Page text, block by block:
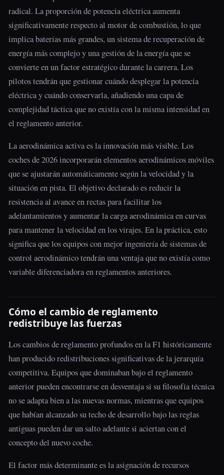
radical. La proporción de potencia eléctrica aumenta
significativamente respecto al motor de combustión, lo que
implica baterías más grandes, un sistema de recuperación de
energía más complejo y una gestión de la energía que se
convierte en un factor estratégico durante la carrera. Los
pilotos tendrán que gestionar cuándo desplegar la potencia
eléctrica y cuándo conservarla, añadiendo una capa de
complejidad táctica que no existía con la misma intensidad en
el reglamento anterior.
La aerodinámica activa es la innovación más visible. Los
coches de 2026 incorporarán elementos aerodinámicos móviles
que se ajustarán automáticamente según la velocidad y la
situación en pista. El objetivo declarado es reducir la
resistencia al avance en rectas para facilitar los
adelantamientos y aumentar la carga aerodinámica en curvas
para mantener la velocidad en los virajes. En la práctica, esto
significa que los equipos con mejor ingeniería de sistemas de
control aerodinámico tendrán una ventaja que no existía como
variable diferenciadora en reglamentos anteriores.
Cómo el cambio de reglamento
redistribuye las fuerzas
Los cambios de reglamento profundos en la F1 históricamente
han producido redistribuciones significativas de la jerarquía
competitiva. Equipos que dominaban bajo el reglamento
anterior pueden encontrarse en desventaja si su filosofía técnica
no se adapta bien a las nuevas normas, mientras que equipos
que habían alcanzado su techo de desarrollo bajo las reglas
antiguas pueden dar un salto adelante si aciertan con el
concepto del nuevo coche.
El factor más determinante es la asignación de recursos